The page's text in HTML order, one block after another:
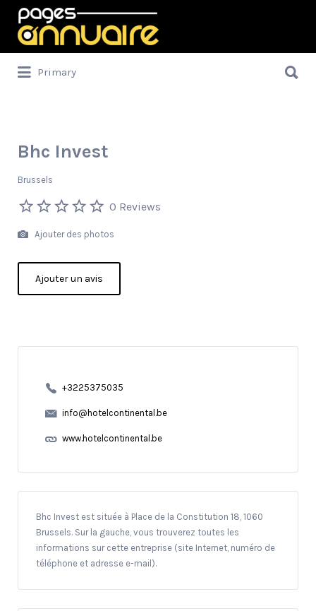
Rechercher:
Primary
Bhc Invest
Brussels
0 Reviews
Ajouter des photos
Ajouter un avis
+3225375035
info@hotelcontinental.be
www.hotelcontinental.be
Bhc Invest est située à Place de la Constitution 18, 1060
Brussels. Sur la gauche, vous trouverez toutes les
informations sur cette entreprise (site Internet, numéro de
téléphone et adresse e-mail).